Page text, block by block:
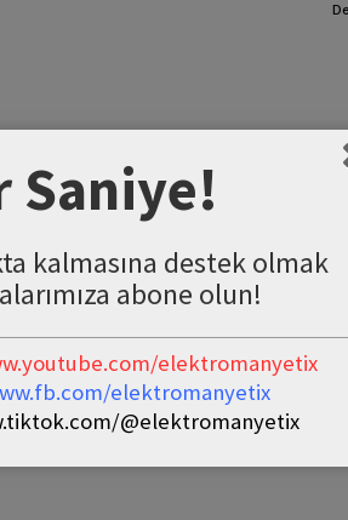
Saniye!
kalmasına destek olmak
abone olun!
elektromanyetix
elektromanyetix
@elektromanyetix